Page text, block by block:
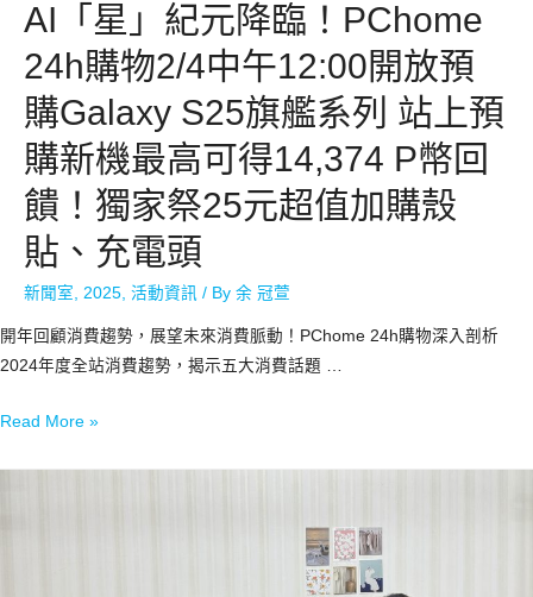
AI「星」紀元降臨！PChome
24h購物2/4中午12:00開放預
購Galaxy S25旗艦系列 站上預
購新機最高可得14,374 P幣回
饋！獨家祭25元超值加購殼
貼、充電頭
新聞室, 2025, 活動資訊 / By 余 冠萱
開年回顧消費趨勢，展望未來消費脈動！PChome 24h購物深入剖析
2024年度全站消費趨勢，揭示五大消費話題 …
Read More »